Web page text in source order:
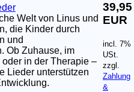
Welt von Linus und
die Kinder durch
und
Ob Zuhause, im
in der Therapie –
Lieder unterstützen
39,95
EUR
incl. 7%
USt.
zzgl.
Zahlung
&